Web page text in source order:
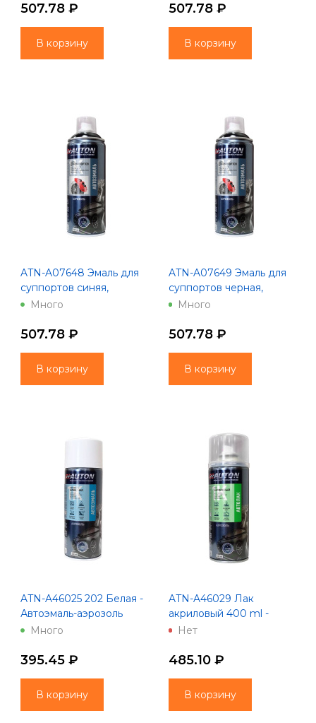
507.78 ₽
В корзину
507.78 ₽
В корзину
ATN-A07648 Эмаль для
суппортов синяя,
"AUTON", аэрозоль, 520
Много
507.78 ₽
В корзину
ATN-A07649 Эмаль для
суппортов черная,
"AUTON", аэрозоль, 520
Много
507.78 ₽
В корзину
ATN-A46025 202 Белая -
Автоэмаль-аэрозоль
"Автон" 520 мл
Много
395.45 ₽
В корзину
ATN-A46029 Лак
акриловый 400 ml -
аэрозоль "Автон" 520 мл
Нет
485.10 ₽
В корзину